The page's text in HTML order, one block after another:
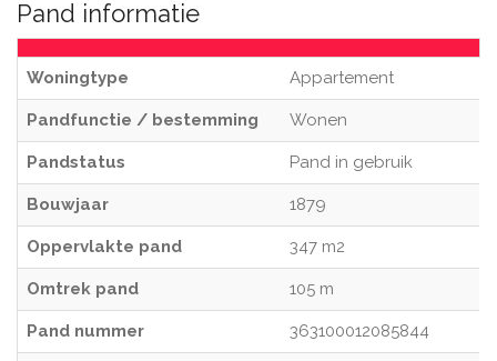
Pand informatie
Woningtype Appartement
Pandfunctie / bestemming Wonen
Pandstatus Pand in gebruik
Bouwjaar 1879
Oppervlakte pand 347 m2
Omtrek pand 105 m
Pand nummer 363100012085844